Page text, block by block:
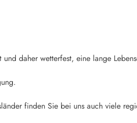
daher wetterfest, eine lange
finden Sie bei uns auch viele